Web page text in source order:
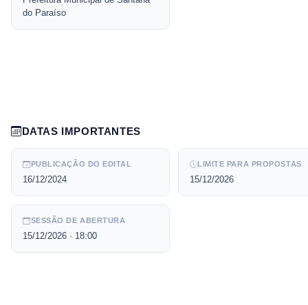
do Paraíso
DATAS IMPORTANTES
PUBLICAÇÃO DO EDITAL
16/12/2024
LIMITE PARA PROPOSTAS
15/12/2026
SESSÃO DE ABERTURA
15/12/2026 · 18:00